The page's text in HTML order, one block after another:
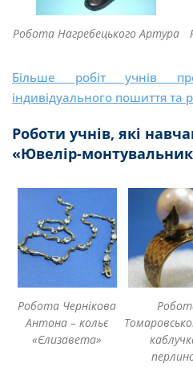
Робота Нагребецького Артура
Більше робіт учнів
індивідуального пошиття та
Роботи учнів, які
«Ювелір-
Робота Чернікова
Антона – кольє
«Єлизавета»